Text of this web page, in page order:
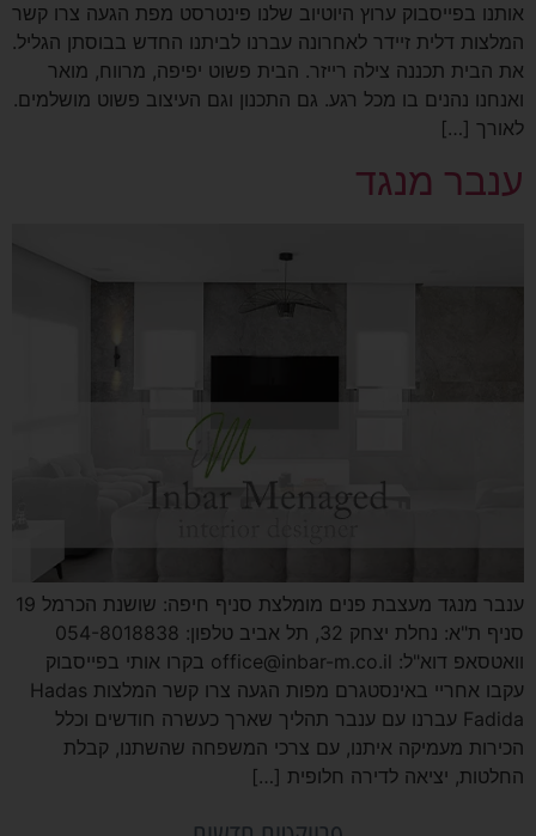
אותנו בפייסבוק ערוץ היוטיוב שלנו פינטרסט מפת הגעה צרו קשר
המלצות דלית זיידר לאחרונה עברנו לביתנו החדש בבוסתן הגליל.
את הבית תכננה צילה רייזר. הבית פשוט יפיפה, מרווח, מואר
ואנחנו נהנים בו מכל רגע. גם התכנון וגם העיצוב פשוט מושלמים.
לאורך […]
ענבר מנגד
ענבר מנגד מעצבת פנים מומלצת סניף חיפה: שושנת הכרמל 19
סניף ת"א: נחלת יצחק 32, תל אביב טלפון: 054-8018838
וואטסאפ דוא"ל: office@inbar-m.co.il בקרו אותי בפייסבוק
עקבו אחריי באינסטגרם מפות הגעה צרו קשר המלצות Hadas
Fadida עברנו עם ענבר תהליך שארך כעשרה חודשים וכלל
הכירות מעמיקה איתנו, עם צרכי המשפחה שהשתנו, קבלת
החלטות, יציאה לדירה חלופית […]